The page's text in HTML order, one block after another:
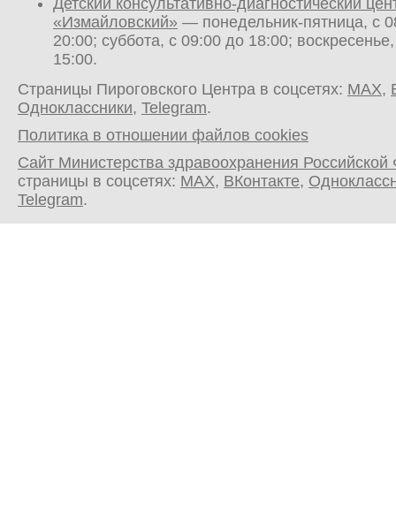
«Измайловский» — понедельник-пятница, с
20:00; суббота, с 09:00 до 18:00;
15:00.
Страницы Пироговского Центра в соцсетях: MAX,
Одноклассники, Telegram.
Политика в отношении файлов cookies
Сайт Министерства здравоохранения
страницы в соцсетях: MAX, ВКонтакте,
Telegram.